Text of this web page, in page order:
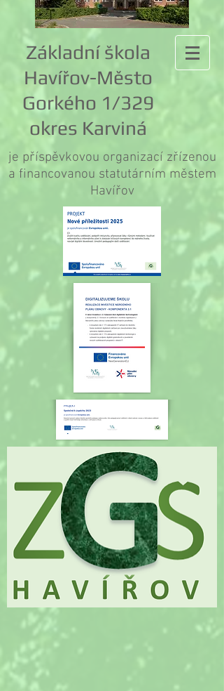
Základní škola
Havířov-Město
Gorkého 1/329
okres Karviná
je příspěvkovou organizací zřízenou
a financovanou statutárním městem
Havířov